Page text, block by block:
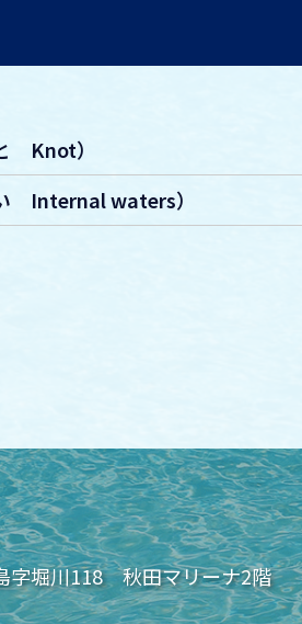
Knot）
Internal waters）
堀川118 秋田マリーナ2階